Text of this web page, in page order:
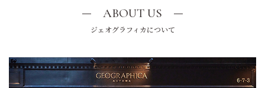
ABOUT US
ジェオグラフィカについて